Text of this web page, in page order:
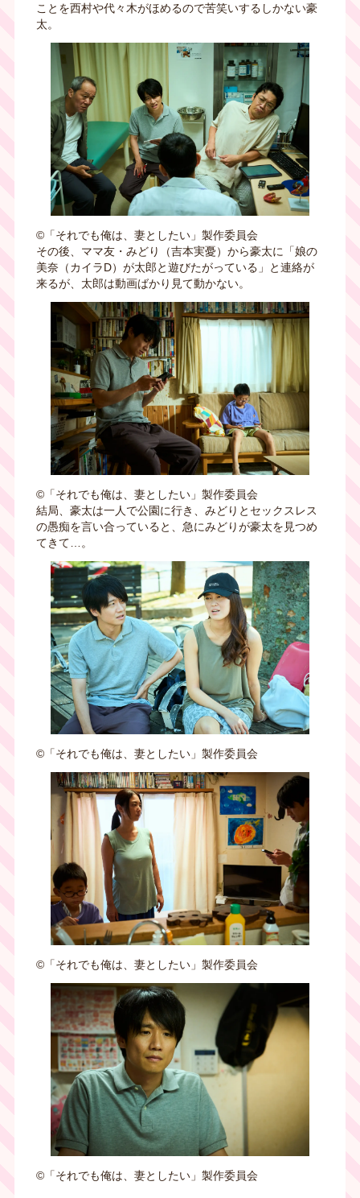
ことを西村や代々木がほめるので苦笑いするしかない豪
太。
©︎「それでも俺は、妻としたい」製作委員会
その後、ママ友・みどり（吉本実憂）から豪太に「娘の
美奈（カイラD）が太郎と遊びたがっている」と連絡が
来るが、太郎は動画ばかり見て動かない。
©︎「それでも俺は、妻としたい」製作委員会
結局、豪太は一人で公園に行き、みどりとセックスレス
の愚痴を言い合っていると、急にみどりが豪太を見つめ
てきて…。
©︎「それでも俺は、妻としたい」製作委員会
©︎「それでも俺は、妻としたい」製作委員会
©︎「それでも俺は、妻としたい」製作委員会